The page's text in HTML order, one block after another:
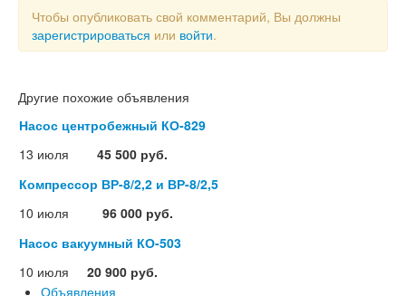
Чтобы опубликовать свой комментарий, Вы должны
зарегистрироваться или войти.
Другие похожие объявления
Насос центробежный КО-829
13 июля
45 500 руб.
Компрессор ВР-8/2,2 и ВР-8/2,5
10 июля
96 000 руб.
Насос вакуумный КО-503
10 июля
20 900 руб.
Объявления